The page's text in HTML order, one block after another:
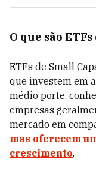
O que são
ETFs de Small
que investem em
médio porte,
empresas
mercado em
mas oferecem
crescimento.